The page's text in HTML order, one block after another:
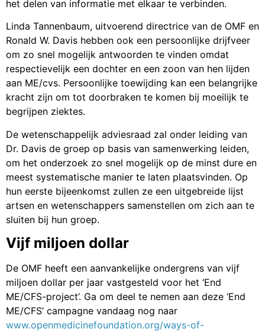
het delen van informatie met elkaar te verbinden.
Linda Tannenbaum, uitvoerend directrice van de OMF en
Ronald W. Davis hebben ook een persoonlijke drijfveer
om zo snel mogelijk antwoorden te vinden omdat
respectievelijk een dochter en een zoon van hen lijden
aan ME/cvs. Persoonlijke toewijding kan een belangrijke
kracht zijn om tot doorbraken te komen bij moeilijk te
begrijpen ziektes.
De wetenschappelijk adviesraad zal onder leiding van
Dr. Davis de groep op basis van samenwerking leiden,
om het onderzoek zo snel mogelijk op de minst dure en
meest systematische manier te laten plaatsvinden. Op
hun eerste bijeenkomst zullen ze een uitgebreide lijst
artsen en wetenschappers samenstellen om zich aan te
sluiten bij hun groep.
Vijf miljoen dollar
De OMF heeft een aanvankelijke ondergrens van vijf
miljoen dollar per jaar vastgesteld voor het ‘End
ME/CFS-project’. Ga om deel te nemen aan deze ‘End
ME/CFS’ campagne vandaag nog naar
www.openmedicinefoundation.org/ways-of-